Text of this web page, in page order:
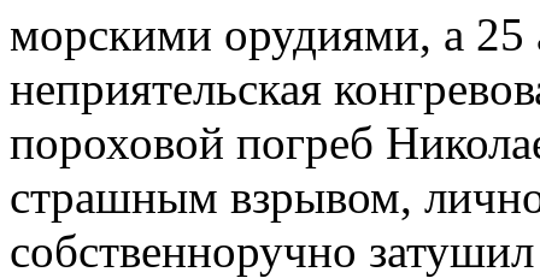
морскими орудиями, а 25
неприятельская
пороховой погреб
страшным взрывом,
собственноручно